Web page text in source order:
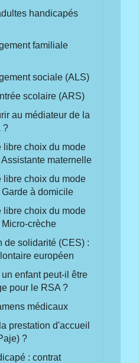
handicapés
familiale
sociale (ALS)
scolaire (ARS)
au médiateur de la
?
libre choix du mode
maternelle
libre choix du mode
à domicile
libre choix du mode
crèche
de solidarité (CES) :
européen
enfant peut-il être
pour le RSA ?
médicaux
prestation d'accueil
?
: contrat